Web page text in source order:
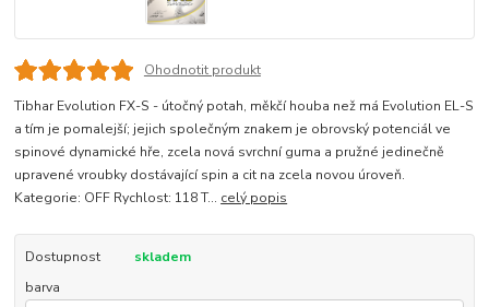
Ohodnotit produkt
Tibhar Evolution FX-S - útočný potah, měkčí houba než má Evolution EL-S
a tím je pomalejší; jejich společným znakem je obrovský potenciál ve
spinové dynamické hře, zcela nová svrchní guma a pružné jedinečně
upravené vroubky dostávající spin a cit na zcela novou úroveň.
Kategorie: OFF Rychlost: 118 T... celý popis
Dostupnost
skladem
barva